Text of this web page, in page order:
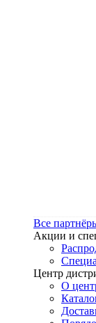
Все
Акции и
Центр
О